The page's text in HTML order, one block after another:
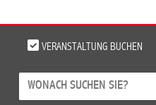
VERANSTALTUNG BUCHEN